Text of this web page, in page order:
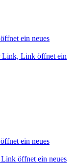
ein neues
Link, Link öffnet ein
ein neues
öffnet ein neues